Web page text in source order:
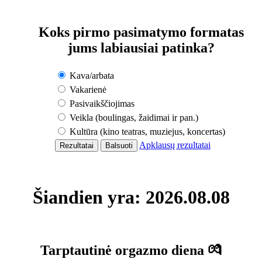
Koks pirmo pasimatymo formatas
jums labiausiai patinka?
Kava/arbata
Vakarienė
Pasivaikščiojimas
Veikla (boulingas, žaidimai ir pan.)
Kultūra (kino teatras, muziejus, koncertas)
Apklausų rezultatai
Šiandien yra: 2026.08.08
Tarptautinė orgazmo diena 💏